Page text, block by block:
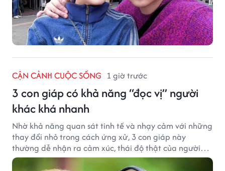
CẬN CẢNH CUỘC SỐNG 1 giờ trước
3 con giáp có khả năng “đọc vị” người
khác khá nhanh
Nhờ khả năng quan sát tinh tế và nhạy cảm với những
thay đổi nhỏ trong cách ứng xử, 3 con giáp này
thường dễ nhận ra cảm xúc, thái độ thật của người
đối diện.